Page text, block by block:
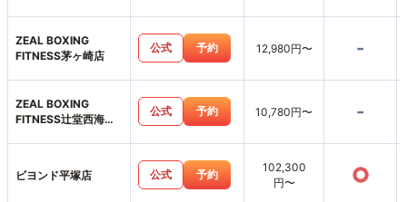
ZEAL BOXING
FITNESS茅ヶ崎店
公式 予約 12,980円〜 -
ZEAL BOXING
FITNESS辻堂西海岸
公式 予約 10,780円〜 -
ビヨンド平塚店 公式 予約
102,300
円〜
○